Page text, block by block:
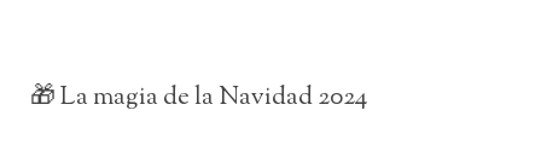
🎁 La magia de la Navidad 2024